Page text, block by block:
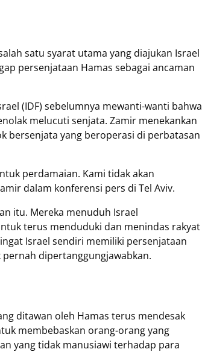
satu syarat utama yang diajukan Israel
persenjataan Hamas sebagai ancaman
(IDF) sebelumnya mewanti-wanti bahwa
melucuti senjata. Zamir menekankan
bersenjata yang beroperasi di perbatasan
perdamaian. Kami tidak akan
dalam konferensi pers di Tel Aviv.
itu. Mereka menuduh Israel
terus menduduki dan menindas rakyat
Israel sendiri memiliki persenjataan
dipertanggungjawabkan.
ditawan oleh Hamas terus mendesak
membebaskan orang-orang yang
yang tidak manusiawi terhadap para